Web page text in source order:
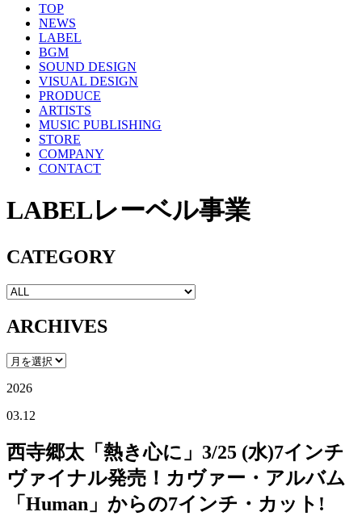
TOP
NEWS
LABEL
BGM
SOUND DESIGN
VISUAL DESIGN
PRODUCE
ARTISTS
MUSIC PUBLISHING
STORE
COMPANY
CONTACT
LABELレーベル事業
CATEGORY
ARCHIVES
2026
03.12
西寺郷太「熱き心に」3/25 (水)7インチ
ヴァイナル発売！カヴァー・アルバム
「Human」からの7インチ・カット!